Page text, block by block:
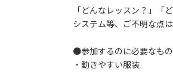
「どんなレッスン？」「
システム等、ご不明な点
●参加するのに必要なも
・動きやすい服装